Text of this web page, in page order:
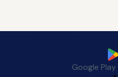
Google Play